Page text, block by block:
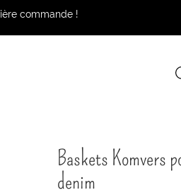
commande !
Baskets Komvers
denim